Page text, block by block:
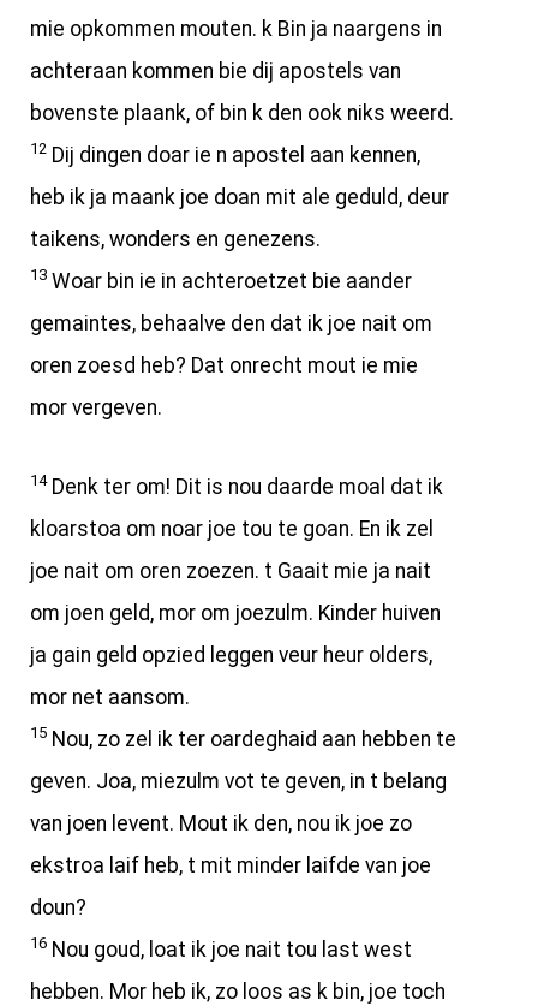
mie opkommen mouten. k Bin ja naargens in
achteraan kommen bie dij apostels van
bovenste plaank, of bin k den ook niks weerd.
12 Dij dingen doar ie n apostel aan kennen,
heb ik ja maank joe doan mit ale geduld, deur
taikens, wonders en genezens.
13 Woar bin ie in achteroetzet bie aander
gemaintes, behaalve den dat ik joe nait om
oren zoesd heb? Dat onrecht mout ie mie
mor vergeven.
14Denk ter om! Dit is nou daarde moal dat ik
kloarstoa om noar joe tou te goan. En ik zel
joe nait om oren zoezen. t Gaait mie ja nait
om joen geld, mor om joezulm. Kinder huiven
ja gain geld opzied leggen veur heur olders,
mor net aansom.
15 Nou, zo zel ik ter oardeghaid aan hebben te
geven. Joa, miezulm vot te geven, in t belang
van joen levent. Mout ik den, nou ik joe zo
ekstroa laif heb, t mit minder laifde van joe
doun?
16 Nou goud, loat ik joe nait tou last west
hebben. Mor heb ik, zo loos as k bin, joe toch